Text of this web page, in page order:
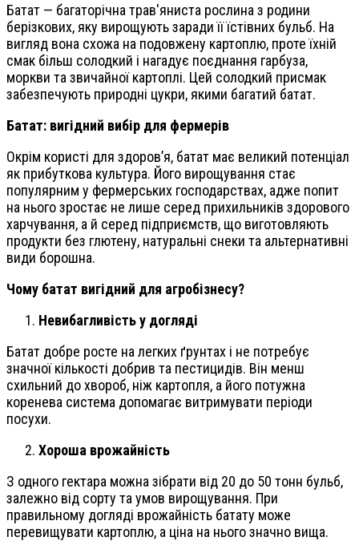
Батат — багаторічна трав'яниста рослина з родини
берізкових, яку вирощують заради її їстівних бульб. На
вигляд вона схожа на подовжену картоплю, проте їхній
смак більш солодкий і нагадує поєднання гарбуза,
моркви та звичайної картоплі. Цей солодкий присмак
забезпечують природні цукри, якими багатий батат.
Батат: вигідний вибір для фермерів
Окрім користі для здоров’я, батат має великий потенціал
як прибуткова культура. Його вирощування стає
популярним у фермерських господарствах, адже попит
на нього зростає не лише серед прихильників здорового
харчування, а й серед підприємств, що виготовляють
продукти без глютену, натуральні снеки та альтернативні
види борошна.
Чому батат вигідний для агробізнесу?
Невибагливість у догляді
Батат добре росте на легких ґрунтах і не потребує
значної кількості добрив та пестицидів. Він менш
схильний до хвороб, ніж картопля, а його потужна
коренева система допомагає витримувати періоди
посухи.
Хороша врожайність
З одного гектара можна зібрати від 20 до 50 тонн бульб,
залежно від сорту та умов вирощування. При
правильному догляді врожайність батату може
перевищувати картоплю, а ціна на нього значно вища.